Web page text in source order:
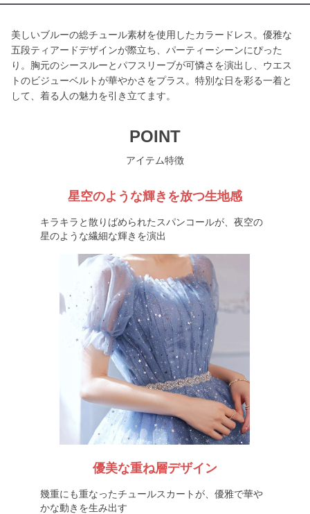
美しいブルーの総チュール素材を使用したカラードレス。優雅な
五段ティアードデザインが際立ち、パーティーシーンにぴった
り。胸元のシースルーとパフスリーブが可憐さを演出し、ウエス
トのビジューベルトが華やかさをプラス。特別な日を彩る一着と
して、着る人の魅力を引き立てます。
POINT
アイテム特徴
星空のような輝きを放つ生地感
キラキラと散りばめられたスパンコールが、夜空の
星のような繊細な輝きを演出
優美な重ね層デザイン
幾重にも重なったチュールスカートが、優雅で華や
かな動きを生み出す